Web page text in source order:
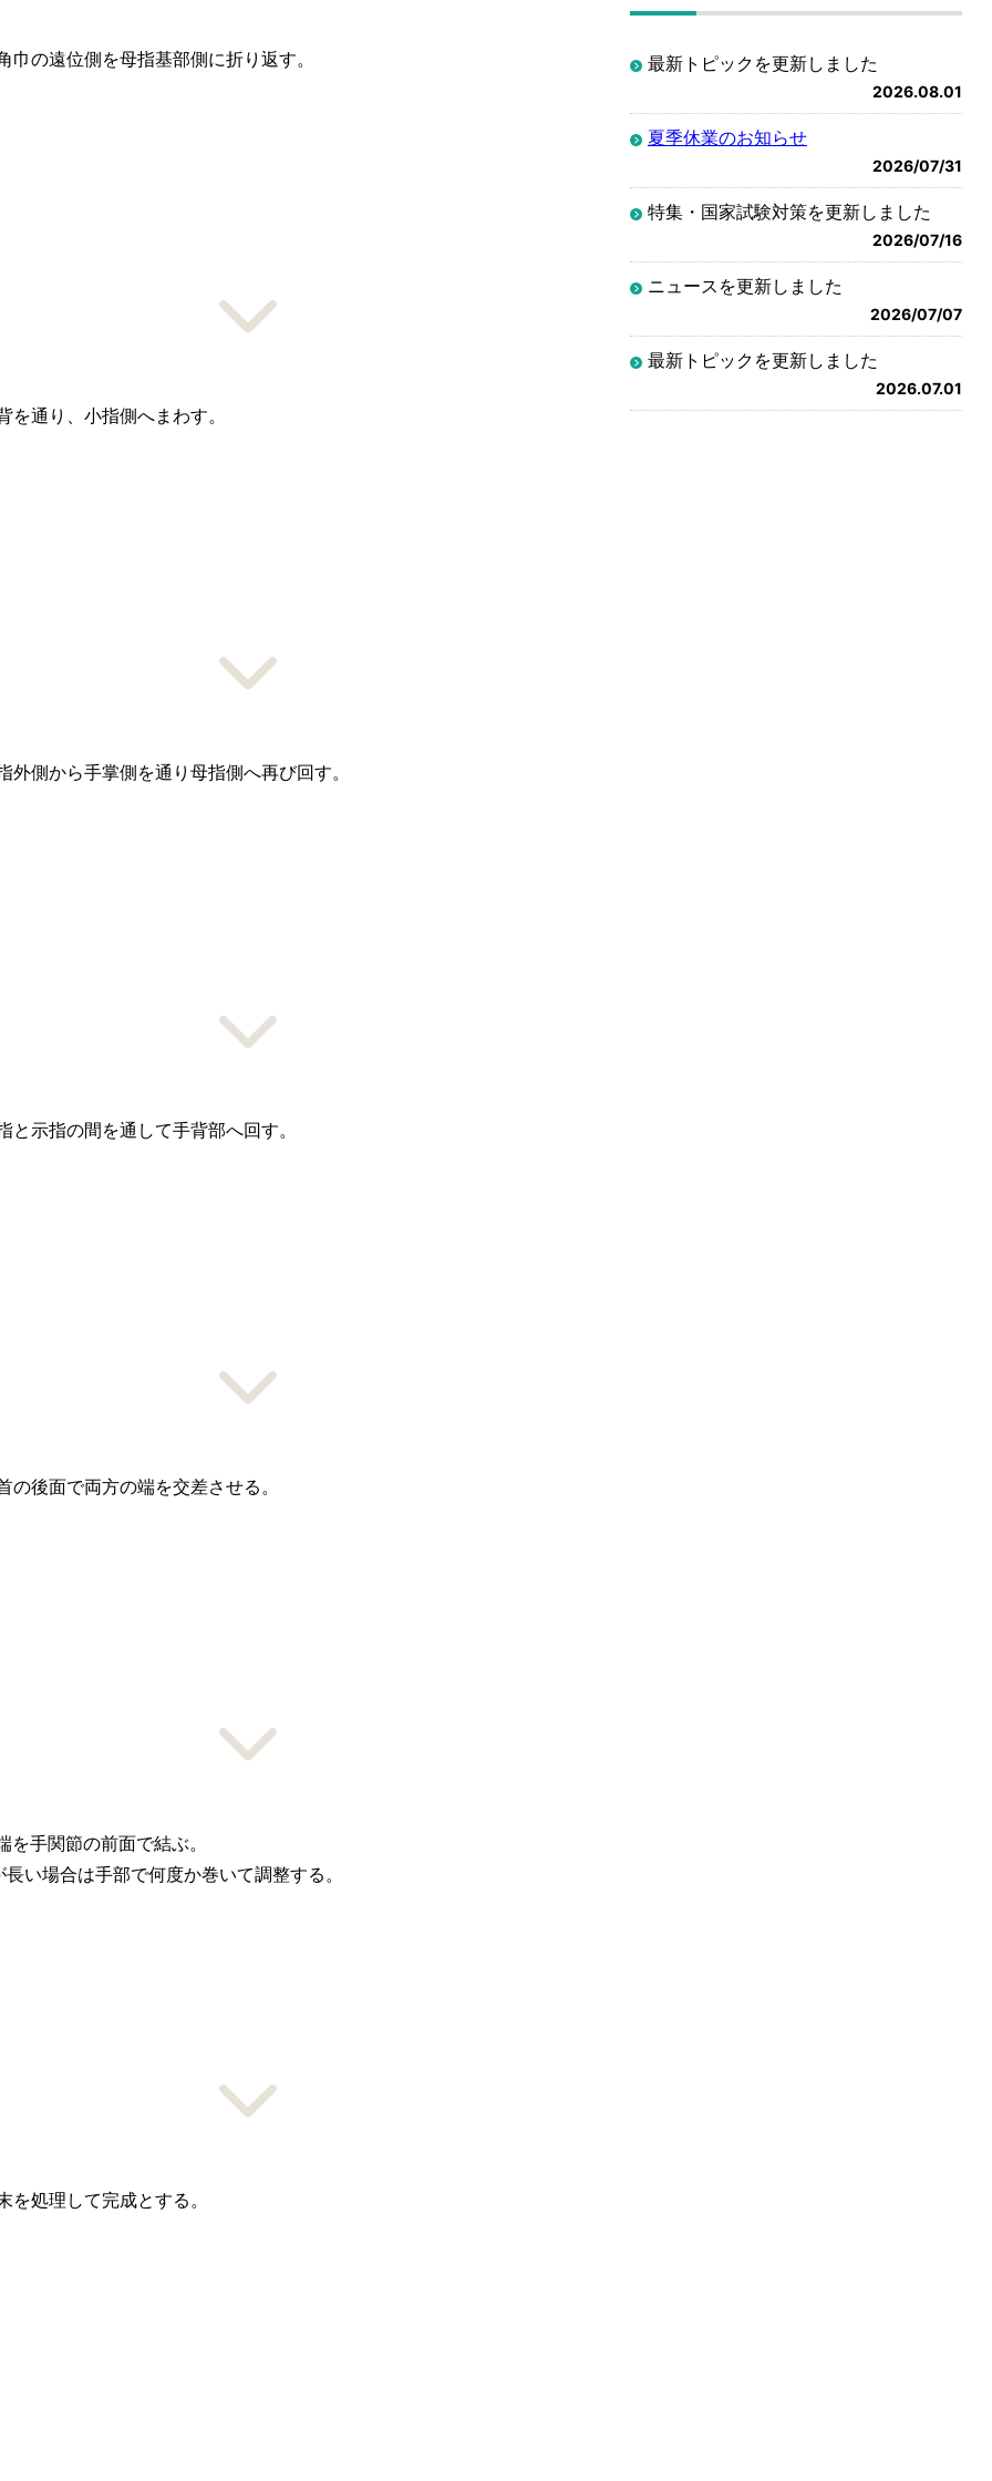
の遠位側を母指基部側に折り返す。
通り、小指側へまわす。
側から手掌側を通り母指側へ再び回す。
示指の間を通して手背部へ回す。
後面で両方の端を交差させる。
手関節の前面で結ぶ。
長い場合は手部で何度か巻いて調整する。
処理して完成とする。
最新トピックを更新しました
2026.08.01
夏季休業のお知らせ
2026/07/31
特集・国家試験対策を更新しました
2026/07/16
ニュースを更新しました
2026/07/07
最新トピックを更新しました
2026.07.01